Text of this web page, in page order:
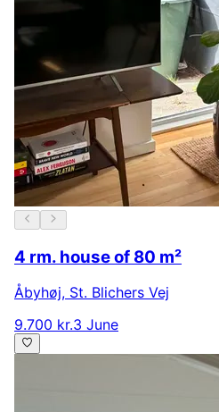
4 rm. house of 80 m²
Åbyhøj, St. Blichers Vej
9.700 kr.3 June